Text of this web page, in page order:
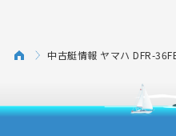
中古艇情報 ヤマハ DFR-